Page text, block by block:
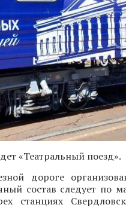
«Театральный поезд».
дороге
состав следует по
станциях